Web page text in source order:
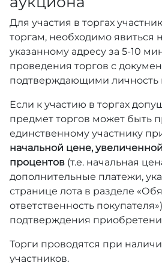
Для участия в торгах
торгам, необходимо явиться
указанному адресу за 5-10
проведения торгов с
подтверждающими личность
Если к участию в торгах
предмет торгов может быть
единственному участнику
начальной цене,
процентов (т.е. начальная
дополнительные платежи,
странице лота в разделе
ответственность
подтверждения
Торги проводятся при
участников.